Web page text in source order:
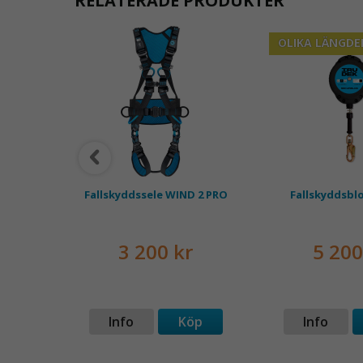
Fallskyddssele WIND 2 PRO
3 200 kr
Info Köp
OLIKA
5
Info